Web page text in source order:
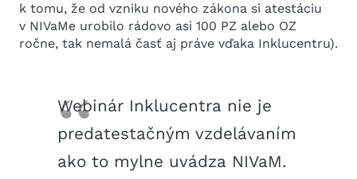
k tomu, že od vzniku nového zákona si atestáciu
v NIVaMe urobilo rádovo asi 100 PZ alebo OZ
ročne, tak nemalá časť aj práve vďaka Inklucentru).
Webinár Inklucentra nie je
predatestačným vzdelávaním
ako to mylne uvádza NIVaM.